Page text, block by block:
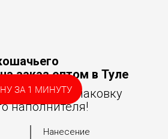
заказ оптом в Туле
упаковку
наполнителя!
Нанесение
ЗА 1 МИНУТУ